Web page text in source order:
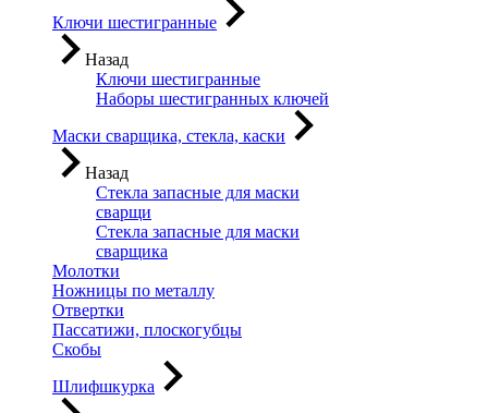
Ключи шестигранные
Назад
Ключи шестигранные
Наборы шестигранных ключей
Маски сварщика, стекла, каски
Назад
Стекла запасные для маски
сварщи
Стекла запасные для маски
сварщика
Молотки
Ножницы по металлу
Отвертки
Пассатижи, плоскогубцы
Скобы
Шлифшкурка